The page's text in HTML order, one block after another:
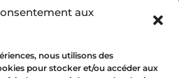
aux
nous utilisons des
pour stocker et/ou accéder aux